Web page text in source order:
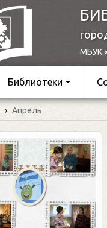
МБУК
Библиотеки
› Апрель